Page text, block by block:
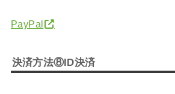
PayPal
決済方法⑧ID決済